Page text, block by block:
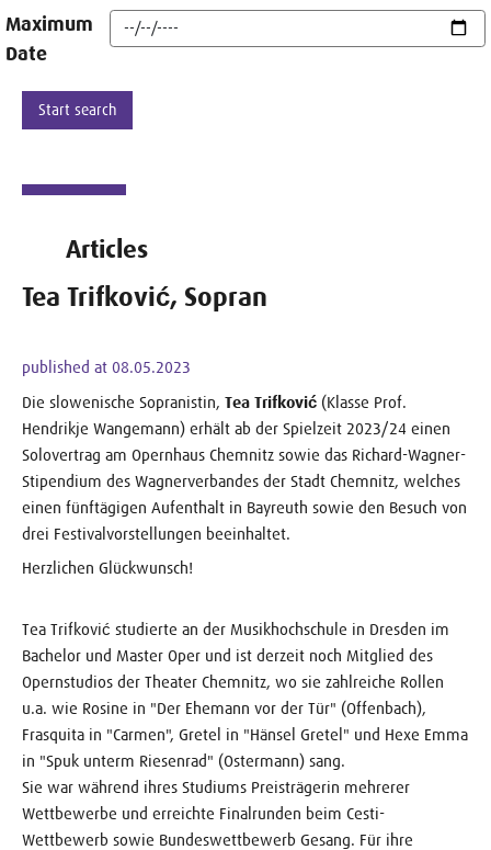
Maximum
Date
Articles
Tea Trifković, Sopran
published at 08.05.2023
Die slowenische Sopranistin, Tea Trifković (Klasse Prof.
Hendrikje Wangemann) erhält ab der Spielzeit 2023/24 einen
Solovertrag am Opernhaus Chemnitz sowie das Richard-Wagner-
Stipendium des Wagnerverbandes der Stadt Chemnitz, welches
einen fünftägigen Aufenthalt in Bayreuth sowie den Besuch von
drei Festivalvorstellungen beeinhaltet.
Herzlichen Glückwunsch!
Tea Trifković studierte an der Musikhochschule in Dresden im
Bachelor und Master Oper und ist derzeit noch Mitglied des
Opernstudios der Theater Chemnitz, wo sie zahlreiche Rollen
u.a. wie Rosine in "Der Ehemann vor der Tür" (Offenbach),
Frasquita in "Carmen", Gretel in "Hänsel Gretel" und Hexe Emma
in "Spuk unterm Riesenrad" (Ostermann) sang.
Sie war während ihres Studiums Preisträgerin mehrerer
Wettbewerbe und erreichte Finalrunden beim Cesti-
Wettbewerb sowie Bundeswettbewerb Gesang. Für ihre